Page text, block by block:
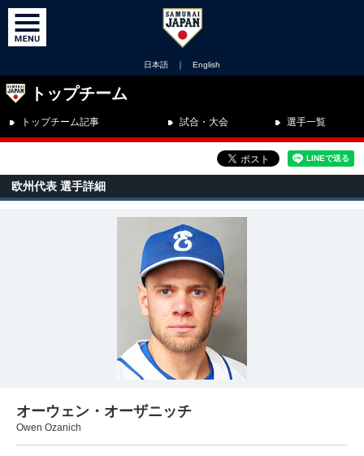
日本語 ｜ English
トップチーム
トップチーム記事 試合・大会 選手一覧
欧州代表 選手詳細
オーウェン・オーザニッチ
Owen Ozanich